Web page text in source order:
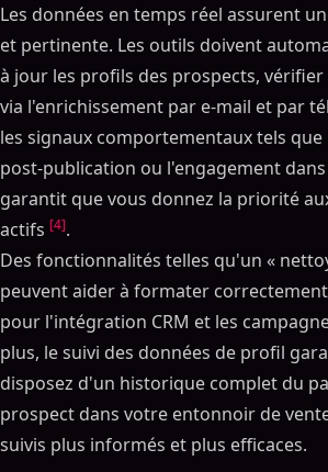
Les données en temps réel assurent
et pertinente. Les outils doivent
à jour les profils des prospects,
via l'enrichissement par e-mail et par
les signaux comportementaux tels
post-publication ou l'engagement dans
garantit que vous donnez la priorité
actifs [4].
Des fonctionnalités telles qu'un «
peuvent aider à formater
pour l'intégration CRM et les
plus, le suivi des données de profil
disposez d'un historique complet du
prospect dans votre entonnoir de
suivis plus informés et plus efficaces.